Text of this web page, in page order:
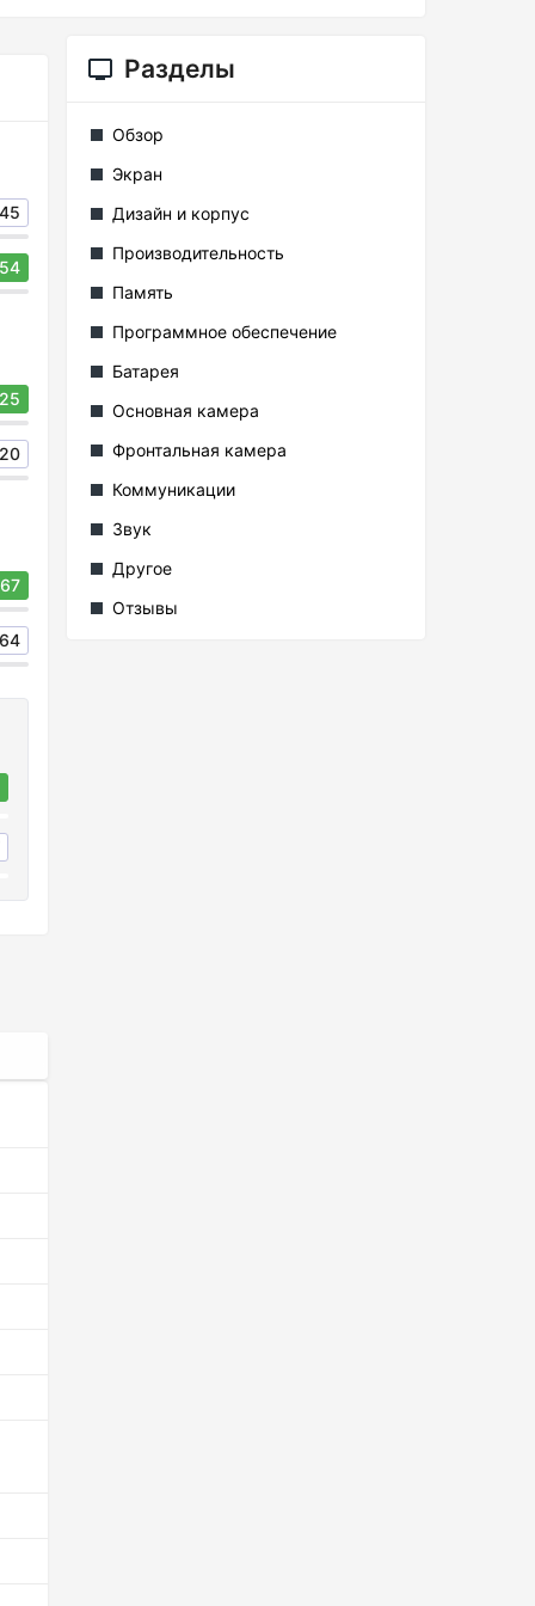
45
54
25
20
67
64
Разделы
Обзор
Экран
Дизайн и корпус
Производительность
Память
Программное обеспечение
Батарея
Основная камера
Фронтальная камера
Коммуникации
Звук
Другое
Отзывы